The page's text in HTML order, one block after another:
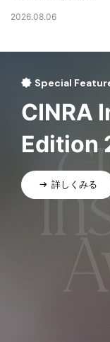
2026.08.06
Special
CINRA
Edition
詳しくみる